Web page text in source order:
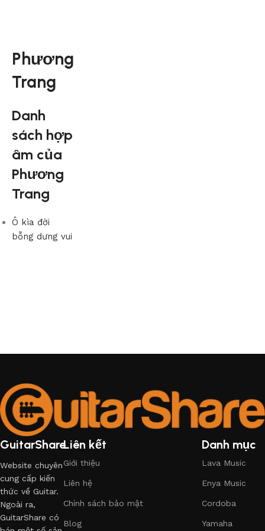
Phương
Trang
Danh
sách hợp
âm của
Phương
Trang
Ô kìa đời
bỗng dưng vui
GuitarShare
Website chuyên
cung cấp kiến
thức về Guitar.
Ngoài ra,
GuitarShare có
Liên kết
Giới thiệu
Liên hệ
Chính sách bảo mật
Blog
Danh mục
Lava Music
Enya Music
Cordoba
Yamaha